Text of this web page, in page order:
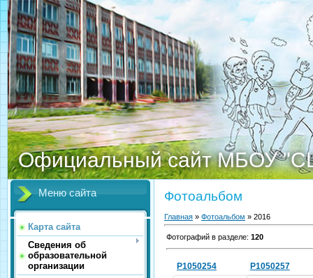
Официальный сайт МБОУ
Меню сайта
Карта сайта
Сведения об
образовательной
организации
Фотоальбом
Главная » Фотоальбом » 2016
Фотографий в разделе: 120
P1050254 P1050257